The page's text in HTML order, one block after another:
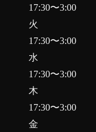
17:30〜3:00
火
17:30〜3:00
水
17:30〜3:00
木
17:30〜3:00
金